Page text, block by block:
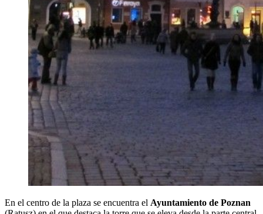
En el centro de la plaza se encuentra el Ayuntamiento de Poznan